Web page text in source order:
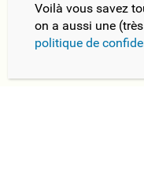
Voilà vous savez
on a aussi une
politique de